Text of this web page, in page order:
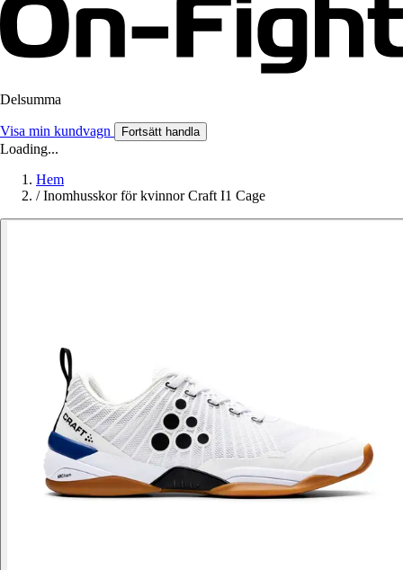
Delsumma
Visa min kundvagn Fortsätt handla
Loading...
Hem
/ Inomhusskor för kvinnor Craft I1 Cage